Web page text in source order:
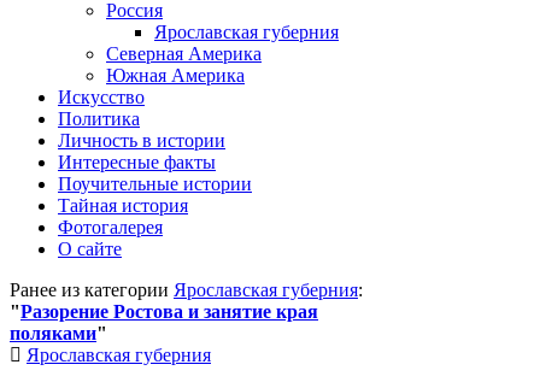
Россия
Ярославская губерния
Северная Америка
Южная Америка
Искусство
Политика
Личность в истории
Интересные факты
Поучительные истории
Тайная история
Фотогалерея
О сайте
Ранее из категории Ярославская губерния:
"Разорение Ростова и занятие края
поляками"
Posted
Ярославская губерния